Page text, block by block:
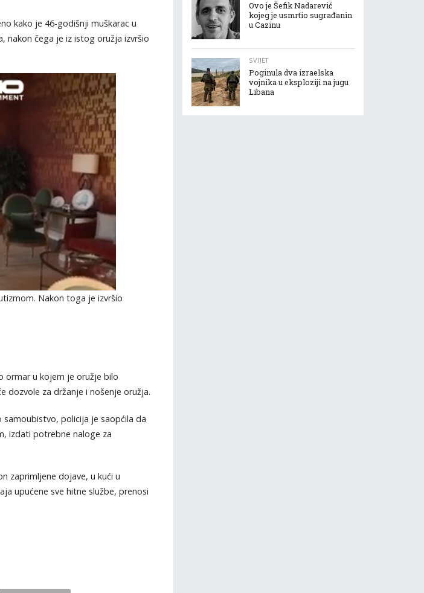
kako je 46-godišnji muškarac u
nakon čega je iz istog oružja izvršio
Nakon toga je izvršio
ormar u kojem je oružje bilo
dozvole za držanje i nošenje oružja.
policija je saopćila da
izdati potrebne naloge za
zaprimljene dojave, u kući u
upućene sve hitne službe, prenosi
Ovo je Šefik Nadarević
kojeg je usmrtio sugrađanin
u Cazinu
SVIJET
Poginula dva izraelska
vojnika u eksploziji na jugu
Libana